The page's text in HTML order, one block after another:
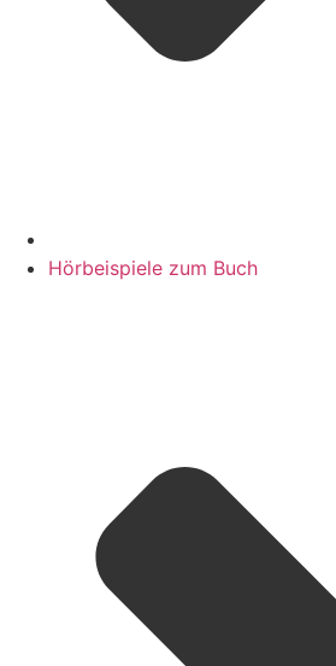
Hörbeispiele zum Buch